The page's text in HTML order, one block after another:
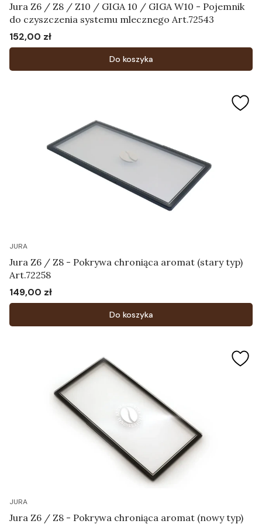
Jura Z6 / Z8 / Z10 / GIGA 10 / GIGA W10 - Pojemnik
do czyszczenia systemu mlecznego Art.72543
Cena
152,00 zł
Do koszyka
JURA
Jura Z6 / Z8 - Pokrywa chroniąca aromat (stary typ)
Art.72258
Cena
149,00 zł
Do koszyka
JURA
Jura Z6 / Z8 - Pokrywa chroniąca aromat (nowy typ)